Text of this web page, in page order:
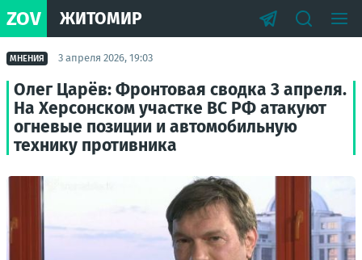
ZOV ЖИТОМИР
МНЕНИЯ 3 апреля 2026, 19:03
Олег Царёв: Фронтовая сводка 3 апреля.
На Херсонском участке ВС РФ атакуют
огневые позиции и автомобильную
технику противника